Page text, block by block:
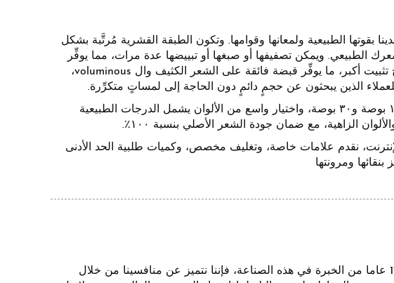
الطبيعية ولمعانها وقوامها. وتكون الطبقة القشرية مُرتَّبة بشكل
الطبيعي. ويمكن تصفيفها أو صبغها أو تبييضها عدة مرات، مما يوفِّر
تنوعًا استثنائيًّا. وتتميَّز النهاية على شكل حرف U بمساحة سطح تثبيت أكبر، ما يوفِّر قبضة فائقة على الشعر الكثيف وال voluminous،
الذين يبحثون عن حجمٍ دائمٍ دون الحاجة إلى لمساتٍ متكرِّرة.
نقدِّم طلبات الجملة مع إمكانية تخصيص الأطوال لتتراوح بين ١٤ بوصة و٣٠ بوصة، واختيار واسع من الألوان يشمل الدرجات الطبيعية
الزاهية، مع ضمان جودة الشعر الأصلي بنسبة ١٠٠٪.
نقدم علامات خاصة، وتغليف مخصص، وكميات طلبية الحد الأدنى
ومرونتها
بصفتنا الشركة الرائدة في تصنيع ملحقات الشعر مع أكثر من 17 عاما من الخبرة في هذه الصناعة، فإننا نتميز عن منافسينا من خلال